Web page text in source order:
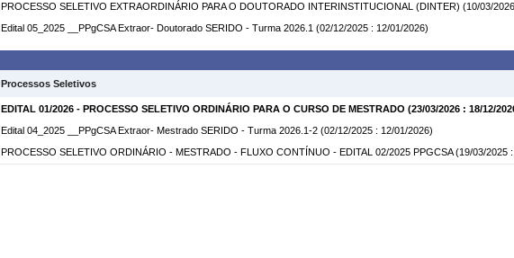
PROCESSO SELETIVO EXTRAORDINÁRIO PARA O DOUTORADO INTERINSTITUCIONAL (DINTER) (10/03/
Edital 05_2025 __PPgCSA Extraor- Doutorado SERIDO - Turma 2026.1 (02/12/2025 : 12/01/2026)
Processos Seletivos
EDITAL 01/2026 - PROCESSO SELETIVO ORDINÁRIO PARA O CURSO DE MESTRADO (23/03/2026 : 18/12/
Edital 04_2025 __PPgCSA Extraor- Mestrado SERIDO - Turma 2026.1-2 (02/12/2025 : 12/01/2026)
PROCESSO SELETIVO ORDINÁRIO - MESTRADO - FLUXO CONTÍNUO - EDITAL 02/2025 PPGCSA (19/03/2025